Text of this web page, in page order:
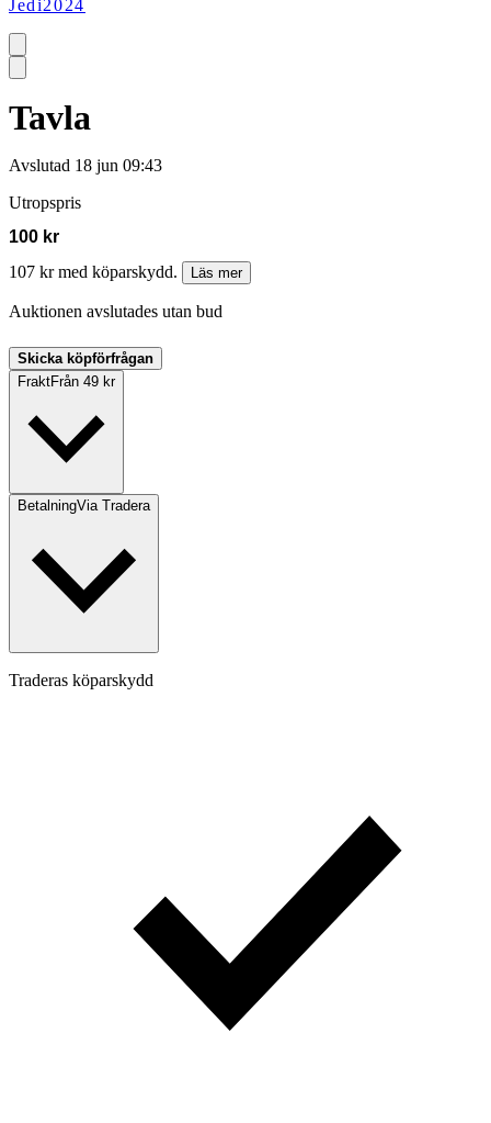
Jedi2024
Tavla
Avslutad 18 jun 09:43
Utropspris
100 kr
107 kr med köparskydd.
Läs mer
Auktionen avslutades utan bud
Skicka köpförfrågan
FraktFrån 49 kr
BetalningVia Tradera
Traderas köparskydd